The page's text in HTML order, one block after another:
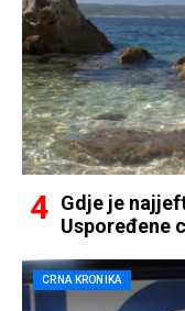
Gdje je
Uspoređene
CRNA KRONIKA